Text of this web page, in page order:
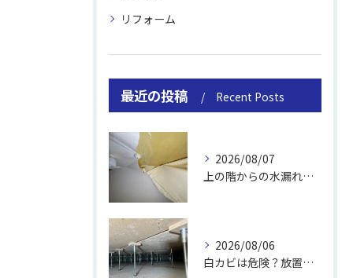
リフォーム
最近の投稿 Recent Posts
2026/08/07
上の階からの水漏れでカビ｜対処法と業者
2026/08/06
白カビは危険？放置のリスクと取り方